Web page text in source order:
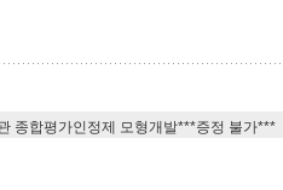
종합평가인정제 모형개발***증정 불가***